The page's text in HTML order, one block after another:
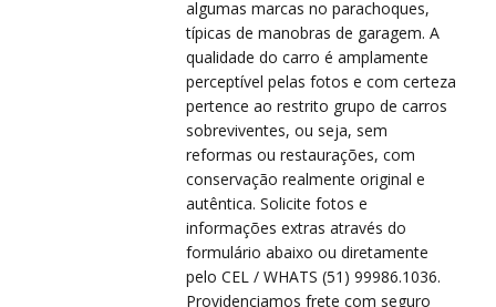
algumas marcas no parachoques,
típicas de manobras de garagem. A
qualidade do carro é amplamente
perceptível pelas fotos e com certeza
pertence ao restrito grupo de carros
sobreviventes, ou seja, sem
reformas ou restaurações, com
conservação realmente original e
autêntica. Solicite fotos e
informações extras através do
formulário abaixo ou diretamente
pelo CEL / WHATS (51) 99986.1036.
Providenciamos frete com seguro